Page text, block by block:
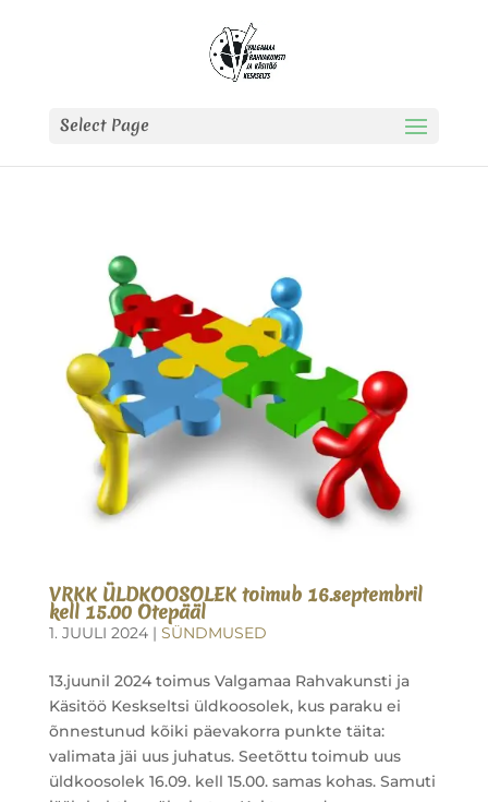
Select Page
VRKK ÜLDKOOSOLEK toimub 16.septembril
kell 15.00 Otepääl
1. JUULI 2024| SÜNDMUSED
13.juunil 2024 toimus Valgamaa Rahvakunsti ja
Käsitöö Keskseltsi üldkoosolek, kus paraku ei
õnnestunud kõiki päevakorra punkte täita:
valimata jäi uus juhatus. Seetõttu toimub uus
üldkoosolek 16.09. kell 15.00. samas kohas. Samuti